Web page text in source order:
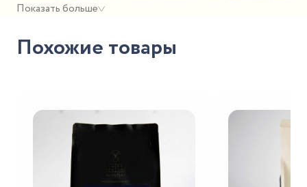
Показать больше
Похожие товары